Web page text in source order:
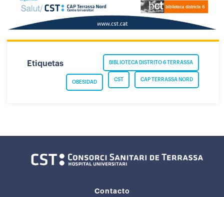
Etiquetas BIBLIOTECA DISTRITO 6 TERRASSA
CAP TERRASSA NORD
CST
OBESIDAD
Contacto